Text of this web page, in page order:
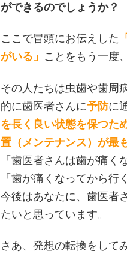
ができるのでしょうか？
ここで冒頭にお伝えした
がいる」 ことをもう一度
その人たちは虫歯や歯周
的に歯医者さんに予防に
を長く良い状態を保つた
置（メンテナンス）が最
「歯医者さんは歯が痛
「歯が痛くなってから
今後はあなたに、歯医者
たいと思っています。
さあ、発想の転換をして